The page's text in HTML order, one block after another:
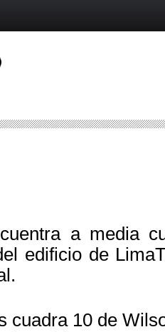
a media
edificio de